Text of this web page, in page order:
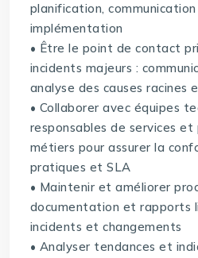
planification,
implémentation
• Être le point de contact
incidents majeurs :
analyse des causes racines
• Collaborer avec équipes
responsables de services
métiers pour assurer la
pratiques et SLA
• Maintenir et améliorer
documentation et rapports
incidents et changements
• Analyser tendances et